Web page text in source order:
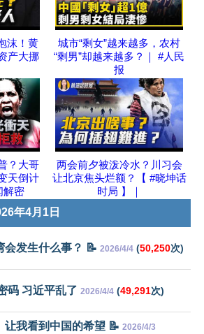
沫！黄
产大挪
城市“剩女”越来越多，农村
“剩男”却越来越多？｜ #人民
报
？大哥
天倒计
解密
两会前夕被泼冷水？川习会
让北京焦头烂额？【 #晓坤话
时局 】｜
年4月1日
会发生什么事？ 📝 2026/4/4 (50,250次)
码 习近平乱了 2026/4/4 (49,291次)
让我看到中国的希望 📝 2026/4/3